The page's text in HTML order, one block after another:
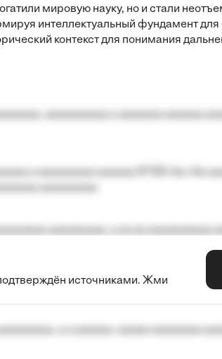
мировую науку, но и стали
интеллектуальный фундамент
контекст для понимания
aaaaaaaaaa aaa, a aaaaaaaaaa, aaaaaa
источниками. Жми